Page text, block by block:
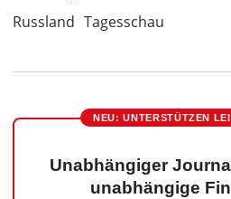
Russland Tagesschau
NEU: UNTERSTÜTZEN
Unabhängiger
unabhängige